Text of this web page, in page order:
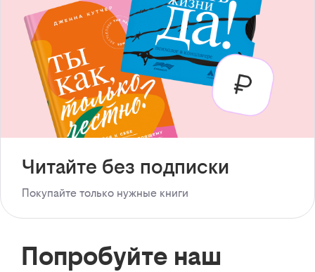
Читайте без подписки
Покупайте только нужные книги
Попробуйте наш